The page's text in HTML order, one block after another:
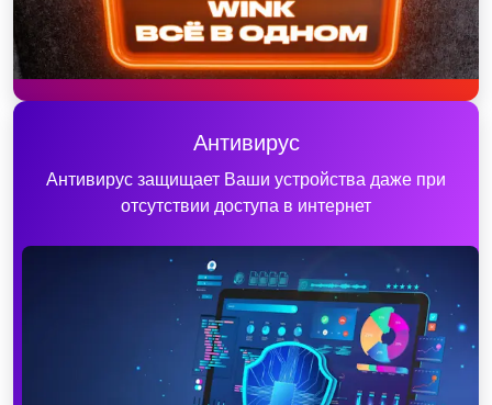
Антивирус
Антивирус защищает Ваши устройства даже при
отсутствии доступа в интернет